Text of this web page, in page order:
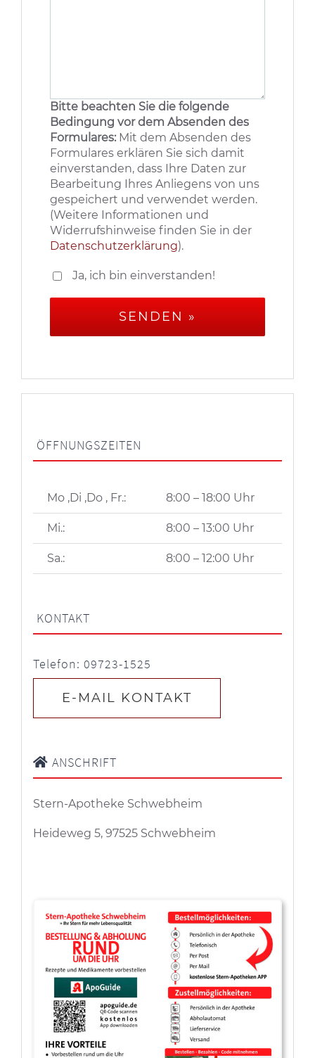
Bitte beachten Sie die folgende
Bedingung vor dem Absenden des
Formulares: Mit dem Absenden des
Formulares erklären Sie sich damit
einverstanden, dass Ihre Daten zur
Bearbeitung Ihres Anliegens von uns
gespeichert und verwendet werden.
(Weitere Informationen und
Widerrufshinweise finden Sie in der
Datenschutzerklärung).
Ja, ich bin einverstanden!
ÖFFNUNGSZEITEN
Mo ,Di ,Do , Fr.: 8:00 – 18:00 Uhr
Mi.: 8:00 – 13:00 Uhr
Sa.: 8:00 – 12:00 Uhr
KONTAKT
Telefon: 09723-1525
E-MAIL KONTAKT
ANSCHRIFT
Stern-Apotheke Schwebheim
Heideweg 5, 97525 Schwebheim